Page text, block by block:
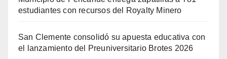
estudiantes con recursos del Royalty Minero
San Clemente consolidó su apuesta educativa con
el lanzamiento del Preuniversitario Brotes 2026